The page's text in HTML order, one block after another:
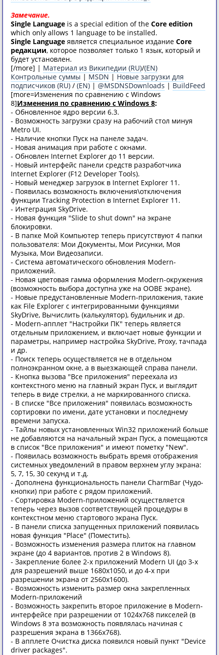
Замечание.
Single Language is a special edition of the Core edition
which only allows 1 language to be installed.
Single Language является специальное издание Core
редакции, которое позволяет только 1 язык, который и
будет установлен.
[/more] | Материал из Википедии (RU)/(EN)
Контрольные суммы | MSDN | Новые загрузки для
подписчиков (RU) / (EN) | @MSDNSDownloads | BuildFeed
[more=Изменения по сравнению с Windоws
8]Изменения по сравнению с Windоws 8:
- Обновленное ядро версии 6.3.
- Возможность загрузки сразу на рабочий стол минуя
Metro UI.
- Наличие кнопки Пуск на панеле задач.
- Новая анимация при работе с окнами.
- Обновлен Internet Explorer до 11 версии.
- Новый интерфейс панели средств разработчика
Internet Explorer (F12 Developer Tools).
- Новый менеджер загрузок в Internet Explorer 11.
- Появилась возможность включения\отключения
функции Tracking Protection в Internet Explorer 11.
- Интеграция SkyDrive.
- Новая функция "Slide to shut down" на экране
блокировки.
- В папке Мой Компьютер теперь присутствуют 4 папки
пользователя: Мои Документы, Мои Рисунки, Моя
Музыка, Мои Видеозаписи.
- Система автоматического обновления Modern-
приложений.
- Новая цветовая гамма оформления Modern-окружения
(возможность выбора доступна уже на OOBE экране).
- Новые предустановленные Modern-приложения, такие
как File Explorer с интегрированными функциями
SkyDrive, Вычислить (калькулятор), будильник и др.
- Modern-апплет "Настройки ПК" теперь является
отдельным приложением, и включает новые функции и
параметры, например настройка SkyDrive, Proxy, тачпада
и др.
- Поиск теперь осуществляется не в отдельном
полноэкранном окне, а в выезжающей справа панели.
- Кнопка вызова "Все приложения" переехала из
контекстного меню на главный экран Пуск, и выглядит
теперь в виде стрелки, а не маркированного списка.
- В списке "Все приложения" появилась возможность
сортировки по имени, дате установки и последнему
времени запуска.
- Тайлы новых установленных Win32 приложений больше
не добавляются на начальный экран Пуск, а помещаются
в список "Все приложения" и имеют пометку "New".
- Появилась возможность выбрать время отображения
системных уведомлений в правом верхнем углу экрана:
5, 7, 15, 30 секунд и т.д.
- Дополнена функциональность панели CharmBar (Чудо-
кнопки) при работе с рядом приложений.
- Сортировка Modern-приложений осуществляется
теперь через вызов соответствующей процедуры в
контекстном меню стартового экрана Пуск.
- В панели списка запущенных приложений появилась
новая функция "Place" (Поместить).
- Возможность изменения размера плиток на главном
экране (до 4 вариантов, против 2 в Windows 8).
- Закрепление более 2-х приложений Modern UI (до 3-х
для разрешений выше 1680x1050, и до 4-х при
разрешении экрана от 2560x1600).
- Возможность изменить размер окна закрепленных
Modern-приложений
- Возможность закрепить второе приложение в Modern-
интерфейсе при разрешении от 1024x768 пикселей (в
Windows 8 эта возможность появлялась начиная с
разрешения экрана в 1366x768).
- В апплете Очистка диска появился новый пункт "Device
driver packages".